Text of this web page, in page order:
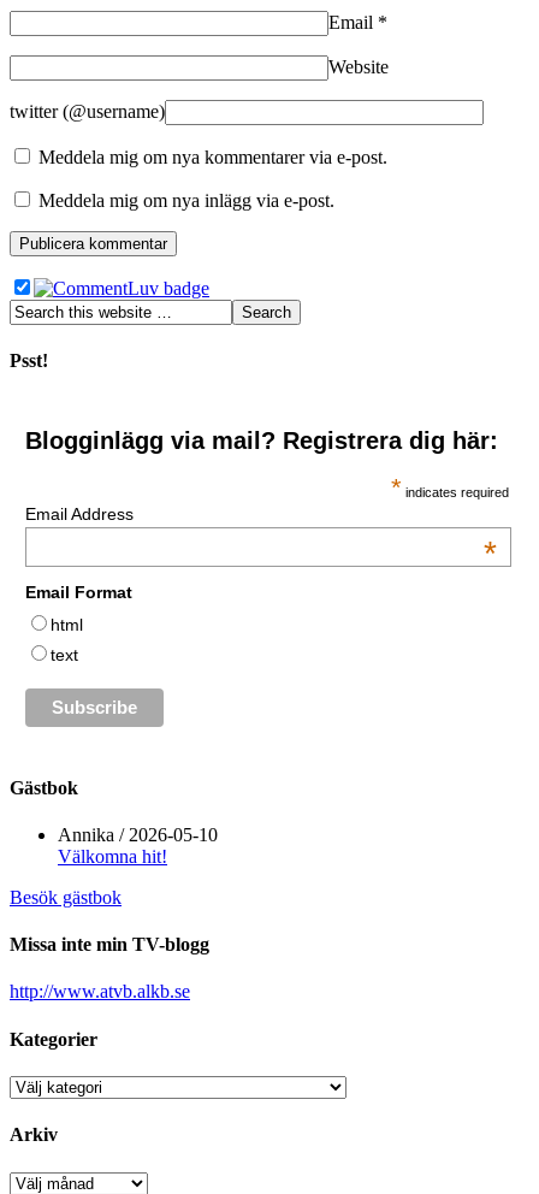
Email *
Website
twitter (@username)
Meddela mig om nya kommentarer via e-post.
Meddela mig om nya inlägg via e-post.
Psst!
Blogginlägg via mail? Registrera dig här:
* indicates required
Email Address
*
Email Format
html
text
Gästbok
Annika / 2026-05-10
Välkomna hit!
Besök gästbok
Missa inte min TV-blogg
http://www.atvb.alkb.se
Kategorier
Kategorier
Arkiv
Arkiv